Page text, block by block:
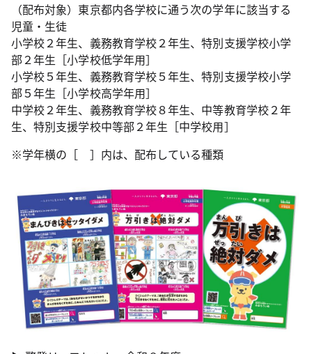
（配布対象）東京都内各学校に通う次の学年に該当する
児童・生徒
小学校２年生、義務教育学校２年生、特別支援学校小学
部２年生［小学校低学年用］
小学校５年生、義務教育学校５年生、特別支援学校小学
部５年生［小学校高学年用］
中学校２年生、義務教育学校８年生、中等教育学校２年
生、特別支援学校中等部２年生［中学校用］
※学年横の［ ］内は、配布している種類